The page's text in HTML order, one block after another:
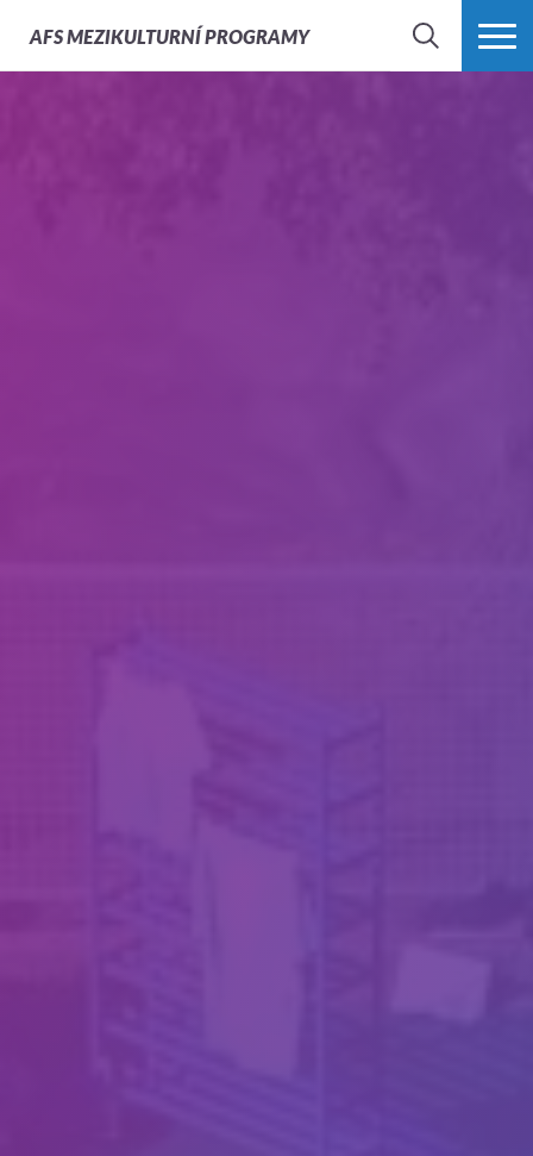
AFSMEZIKULTURNÍ PROGRAMY
HLEDAT VÍCE